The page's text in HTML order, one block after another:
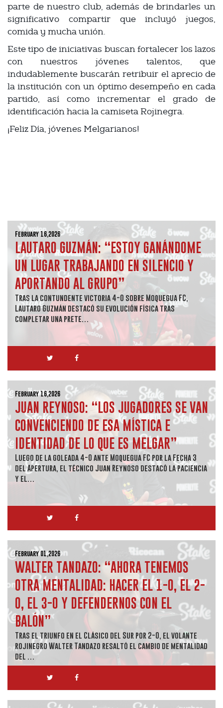
parte de nuestro club, además de brindarles un
significativo compartir que incluyó juegos,
comida y mucha unión.
Este tipo de iniciativas buscan fortalecer los lazos
con nuestros jóvenes talentos, que
indudablemente buscarán retribuir el aprecio de
la institución con un óptimo desempeño en cada
partido, así como incrementar el grado de
identificación hacia la camiseta Rojinegra.
¡Feliz Día, jóvenes Melgarianos!
February 16,2026
LAUTARO GUZMÁN: “ESTOY GANÁNDOME
UN LUGAR TRABAJANDO EN SILENCIO Y
APORTANDO AL GRUPO”
Tras la contundente victoria 4-0 sobre Moquegua FC,
Lautaro Guzmán destacó su evolución física tras
completar una prete…
February 16,2026
JUAN REYNOSO: “LOS JUGADORES SE VAN
CONVENCIENDO DE ESA MÍSTICA E
IDENTIDAD DE LO QUE ES MELGAR”
Luego de la goleada 4-0 ante Moquegua FC por la Fecha 3
del Apertura, el técnico Juan Reynoso destacó la paciencia
y el…
February 01,2026
WALTER TANDAZO: “AHORA TENEMOS
OTRA MENTALIDAD: HACER EL 1-0, EL 2-
0, EL 3-0 Y DEFENDERNOS CON EL
BALÓN”
Tras el triunfo en el Clásico del Sur por 2-0, el volante
rojinegro Walter Tandazo resaltó el cambio de mentalidad
del …